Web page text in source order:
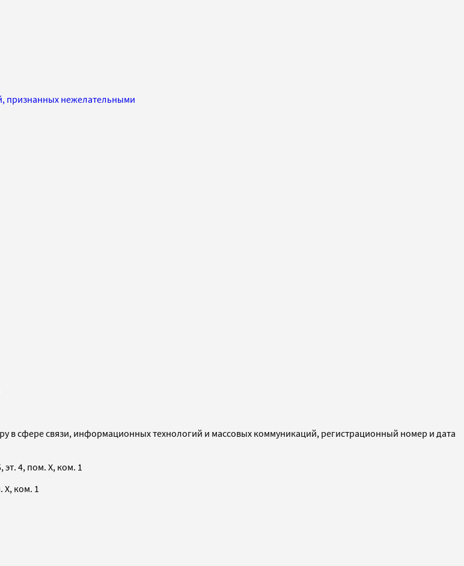
признанных нежелательными
в сфере связи, информационных технологий и массовых коммуникаций, регистрационный номер и дата
4, пом. X, ком. 1
X, ком. 1